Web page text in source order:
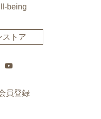
ストア